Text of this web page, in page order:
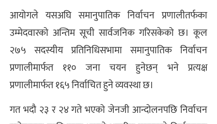
आयोगले यसअघि समानुपातिक निर्वाचन प्रणालीतर्फका
उम्मेदवारको अन्तिम सूची सार्वजनिक गरिसकेको छ। कूल
२७५ सदस्यीय प्रतिनिधिसभामा समानुपातिक निर्वाचन
प्रणालीमार्फत ११० जना चयन हुनेछन् भने प्रत्यक्ष
प्रणालीमार्फत १६५ निर्वाचित हुने व्यवस्था छ।
गत भदौ २३ र २४ गते भएको जेनजी आन्दोलनपछि निर्वाचन